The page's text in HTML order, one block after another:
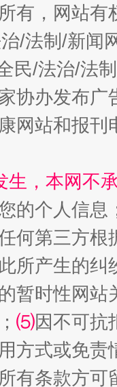
从幼
有，网站
/法制/新闻
民/法治/法
协办发布
网站和报
生，本网不
的个人信息
何第三方根
所产生的纠
暂时性网
⑸因不可抗
方式或免责
有条款方